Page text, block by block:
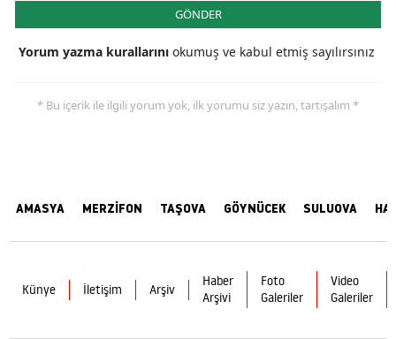
GÖNDER
Yorum yazma kurallarını okumuş ve kabul etmiş sayılırsınız
* Bu içerik ile ilgili yorum yok, ilk yorumu siz yazın, tartışalım *
AMASYA MERZİFON TAŞOVA GÖYNÜCEK SULUOVA
Künye İletişim Arşiv
Haber
Arşivi
Foto
Galeriler
Video
Galeriler